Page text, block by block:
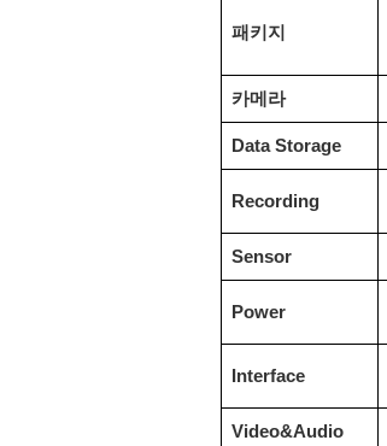
패키지
카메라
Data Storage
Recording
Sensor
Power
Interface
Video&Audio